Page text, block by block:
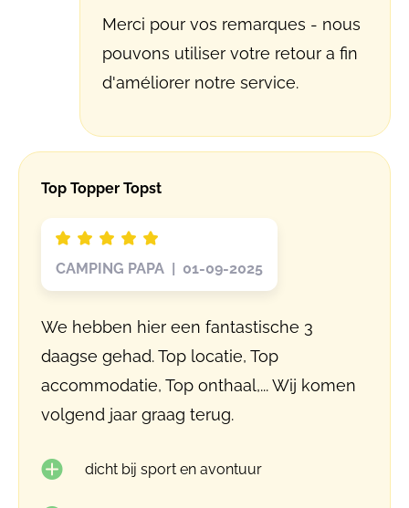
Merci pour vos remarques - nous
pouvons utiliser votre retour a fin
d'améliorer notre service.
Top Topper Topst
CAMPING PAPA | 01-09-2025
We hebben hier een fantastische 3
daagse gehad. Top locatie, Top
accommodatie, Top onthaal,... Wij komen
volgend jaar graag terug.
dicht bij sport en avontuur